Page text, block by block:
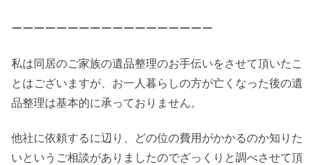
ーーーーーーーーーーーーーーーーーー
私は同居のご家族の遺品整理のお手伝いをさせて頂いたこ
とはございますが、お一人暮らしの方が亡くなった後の遺
品整理は基本的に承っておりません。
他社に依頼するに辺り、どの位の費用がかかるのか知りた
いというご相談がありましたのでざっくりと調べさせて頂